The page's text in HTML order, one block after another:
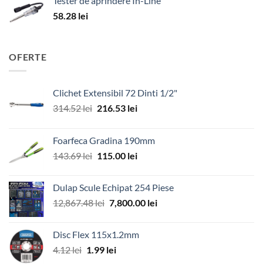
58.28 lei
OFERTE
Clichet Extensibil 72 Dinti 1/2"
314.52lei Prețul
fost:
314.52 lei.
216.53 leiPrețul
216.53 lei.
Foarfeca Gradina 190mm
143.69lei Prețul
fost:
143.69 lei.
115.00 leiPrețul
115.00 lei.
Dulap Scule Echipat 254 Piese
12,867.48lei Prețul
fost:
12,867.48 lei.
7,800.00 leiPrețul
Disc Flex 115x1.2mm
4.12lei Prețul
1.99 leiPrețul